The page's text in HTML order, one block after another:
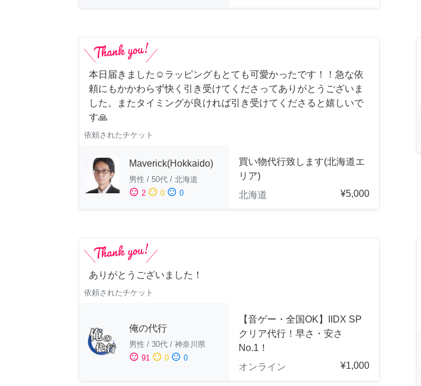
本日届きました☺️ラッピングもとても可愛かったです！！急な依
頼にもかかわらず快く引き受けてくださってありがとうございま
した。またタイミングが良ければ引き受けてくださると嬉しいで
す🙏
依頼されたチケット
Maverick(Hokkaido)
男性 / 50代 / 北海道
sentiment_satisfied 2 sentiment_neutral 0 sentiment_dissatisfied 0
買い物代行致します(北海道エ
リア)
北海道
¥5,000
ありがとうございました！
依頼されたチケット
俺の代行
男性 / 30代 / 神奈川県
sentiment_satisfied 91 sentiment_neutral 0 sentiment_dissatisfied 0
【音ゲー・全国OK】IIDX SP
クリア代行！早さ・安さ
No.1！
オンライン
¥1,000